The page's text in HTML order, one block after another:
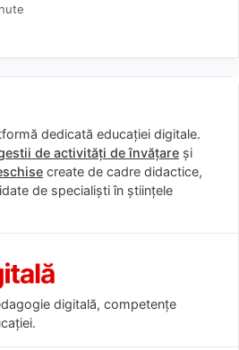
dedicată educației digitale.
de activități de învățare și
create de cadre didactice,
de specialiști în științele
digitală, competențe